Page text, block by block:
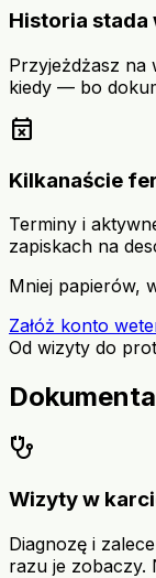
Historia stada
Przyjeżdżasz na
kiedy — bo
event_busy
Kilkanaście
Terminy i
zapiskach na
Mniej papierów,
Załóż konto
Od wizyty do
stethoscope
Wizyty w
Diagnozę i
razu je zobaczy.